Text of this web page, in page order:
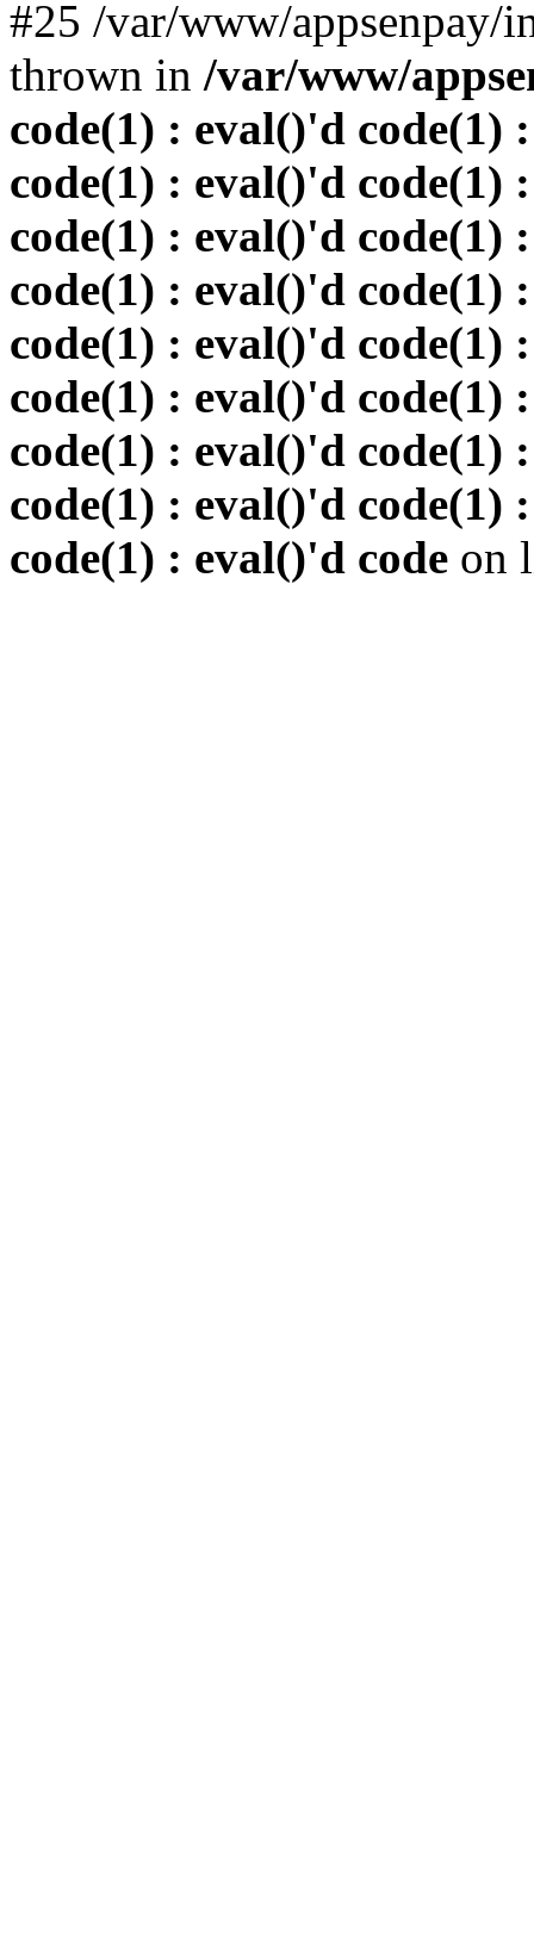
#25 /var/www/
thrown in /var/www/
code(1) : eval()'d code(1)
code(1) : eval()'d code(1)
code(1) : eval()'d code(1)
code(1) : eval()'d code(1)
code(1) : eval()'d code(1)
code(1) : eval()'d code(1)
code(1) : eval()'d code(1)
code(1) : eval()'d code(1)
code(1) : eval()'d code on